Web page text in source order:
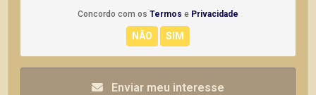
Concordo com os Termos e Privacidade
Enviar meu interesse